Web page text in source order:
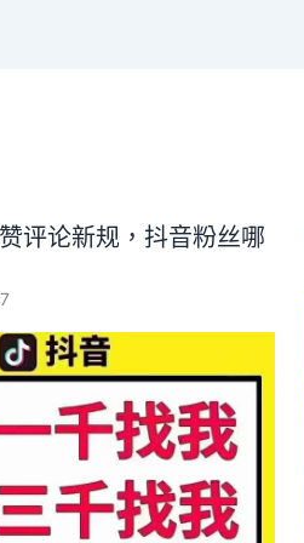
评论新规，抖音粉丝哪